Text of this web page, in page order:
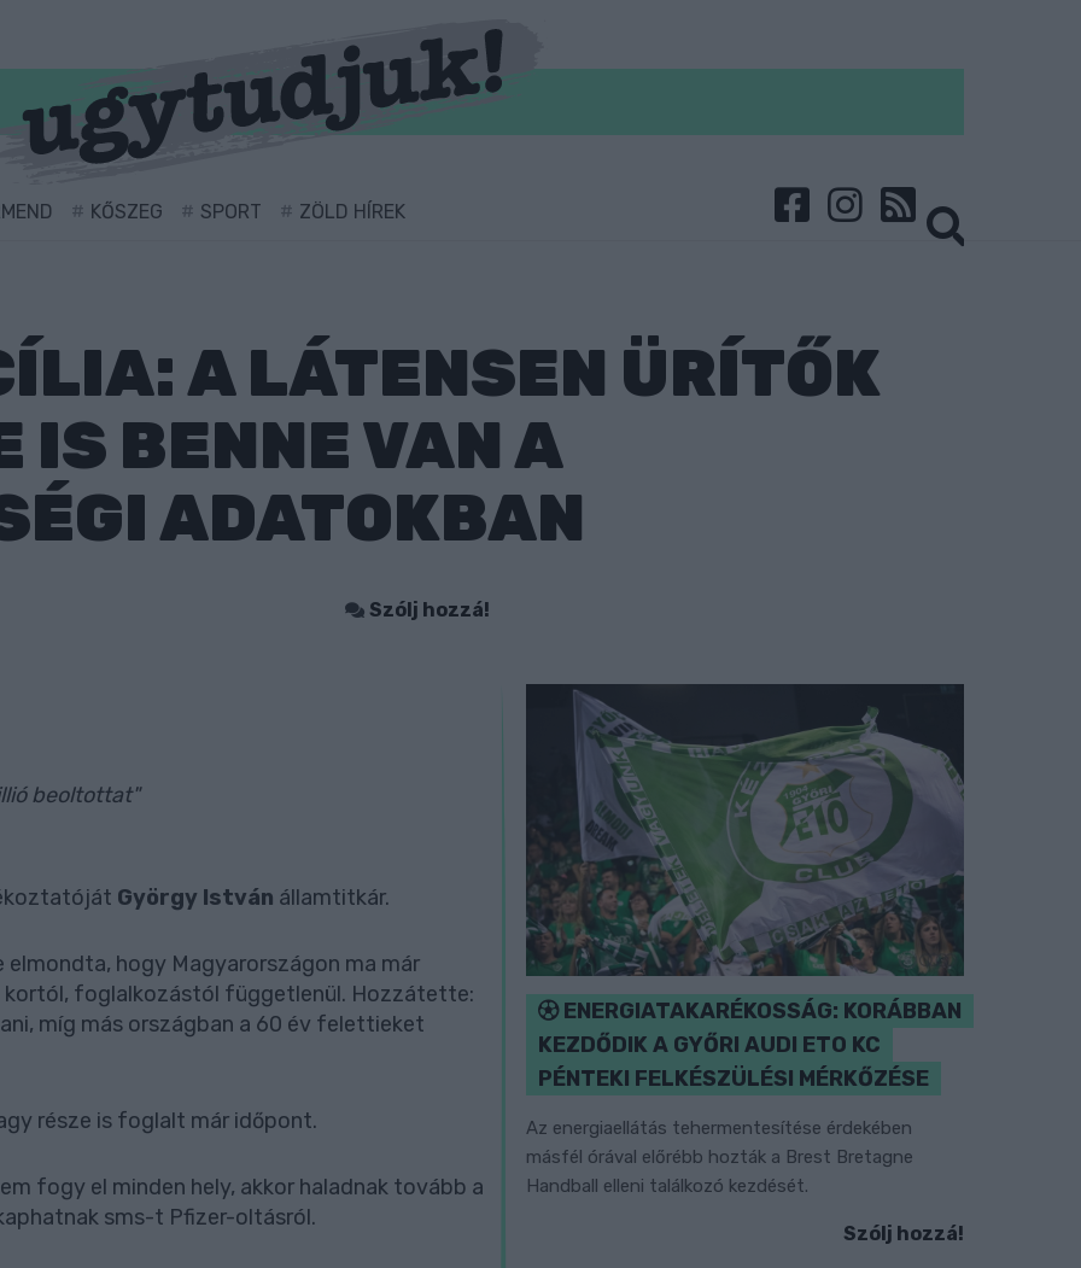
KŐSZEG SPORT ZÖLD HÍREK
A LÁTENSEN ÜRÍTŐK
IS BENNE VAN A
ADATOKBAN
Szólj hozzá!
beoltottat"
György István államtitkár.
hogy Magyarországon ma már
kortól, foglalkozástól függetlenül. Hozzátette:
míg más országban a 60 év felettieket
része is foglalt már időpont.
fogy el minden hely, akkor haladnak tovább a
sms-t Pfizer-oltásról.
ENERGIATAKARÉKOSSÁG: KORÁBBAN
KEZDŐDIK A GYŐRI AUDI ETO KC
PÉNTEKI FELKÉSZÜLÉSI MÉRKŐZÉSE
Az energiaellátás tehermentesítése érdekében
másfél órával előrébb hozták a Brest Bretagne
Handball elleni találkozó kezdését.
Szólj hozzá!